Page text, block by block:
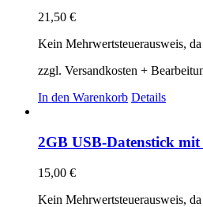
21,50 €
Kein Mehrwertsteuerausweis,
zzgl. Versandkosten +
In den Warenkorb Details
2GB USB-Datenstick
15,00 €
Kein Mehrwertsteuerausweis,